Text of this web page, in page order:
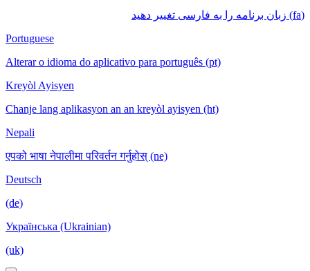
(fa) زبان برنامه را به فارسی تغییر دهید
Portuguese
Alterar o idioma do aplicativo para português (pt)
Kreyòl Ayisyen
Chanje lang aplikasyon an an kreyòl ayisyen (ht)
Nepali
एपको भाषा नेपालीमा परिवर्तन गर्नुहोस् (ne)
Deutsch
(de)
Українська (Ukrainian)
(uk)